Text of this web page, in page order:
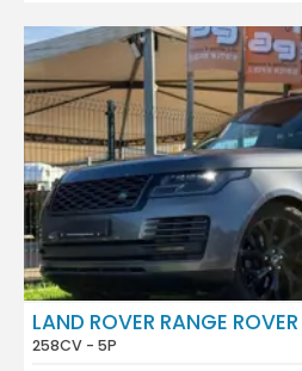
LAND ROVER RANGE ROVER
258CV - 5P